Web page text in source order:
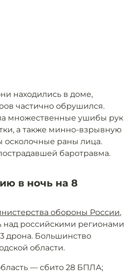
находились в доме,
частично обрушился.
множественные ушибы рук
а также минно-взрывную
осколочные раны лица.
баротравма.
в ночь на 8
обороны России,
российскими регионами
дрона. Большинство
области.
— сбито 28 БПЛА;